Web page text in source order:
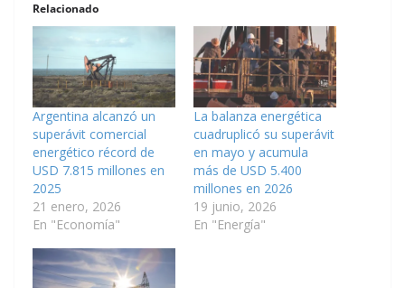
Relacionado
Argentina alcanzó un
superávit comercial
energético récord de
USD 7.815 millones en
2025
21 enero, 2026
En "Economía"
La balanza energética
cuadruplicó su superávit
en mayo y acumula
más de USD 5.400
millones en 2026
19 junio, 2026
En "Energía"